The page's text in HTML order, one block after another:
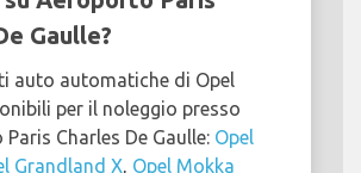
Gaulle?
auto automatiche di Opel
per il noleggio presso
Charles De Gaulle: Opel
Grandland X Opel Mokka